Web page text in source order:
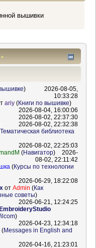
вышивки
)
2026-08-05,
10:33:28
ariy(Книги по вышивке)
2026-08-04, 16:00:06
2026-08-02, 22:37:30
2026-08-02, 22:32:38
Тематическая библиотека
2026-08-02, 22:25:03
(Навигатор)
2026-
08-02, 22:11:42
(Курсы по технологии
2026-06-29, 18:22:08
от Admin (Как
советы)
2026-06-21, 12:24:25
)
2026-04-23, 12:34:18
(Messages in English and
2026-04-16, 21:23:01